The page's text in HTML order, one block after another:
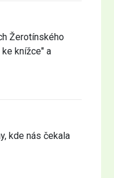
Žerotínského
knížce" a
kde nás čekala